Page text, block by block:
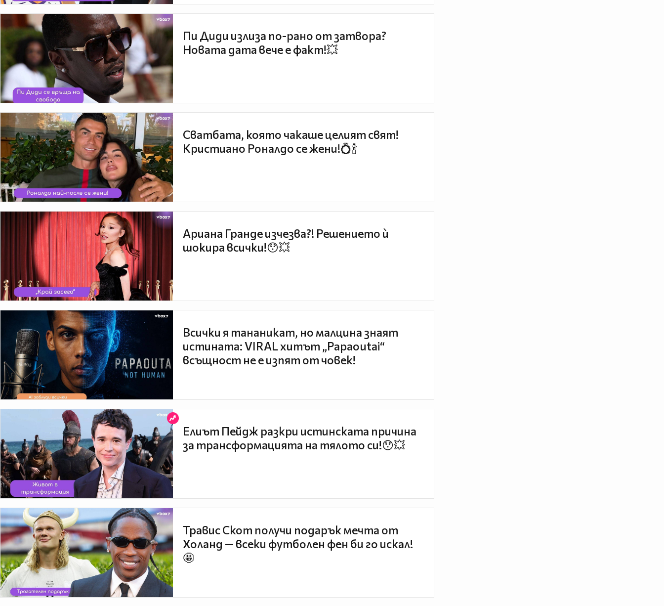
Пи Диди излиза по-рано от затвора?
Новата дата вече е факт!💥
Сватбата, която чакаше целият свят!
Кристиано Роналдо се жени!💍🍾
Ариана Гранде изчезва?! Решението ѝ
шокира всички!😯💥
Всички я тананикат, но малцина знаят
истината: VIRAL хитът „Papaoutai“
всъщност не е изпят от човек!
Елиът Пейдж разкри истинската причина
за трансформацията на тялото си!😯💥
Травис Скот получи подарък мечта от
Холанд — всеки футболен фен би го искал!
🤩